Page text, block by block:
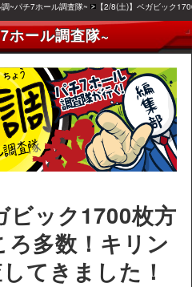
~パチ7ホール調査隊~ 【2/8(土)】ベガビック
ホール調査隊~
ビック1700枚方
多数！キリン
てきました！